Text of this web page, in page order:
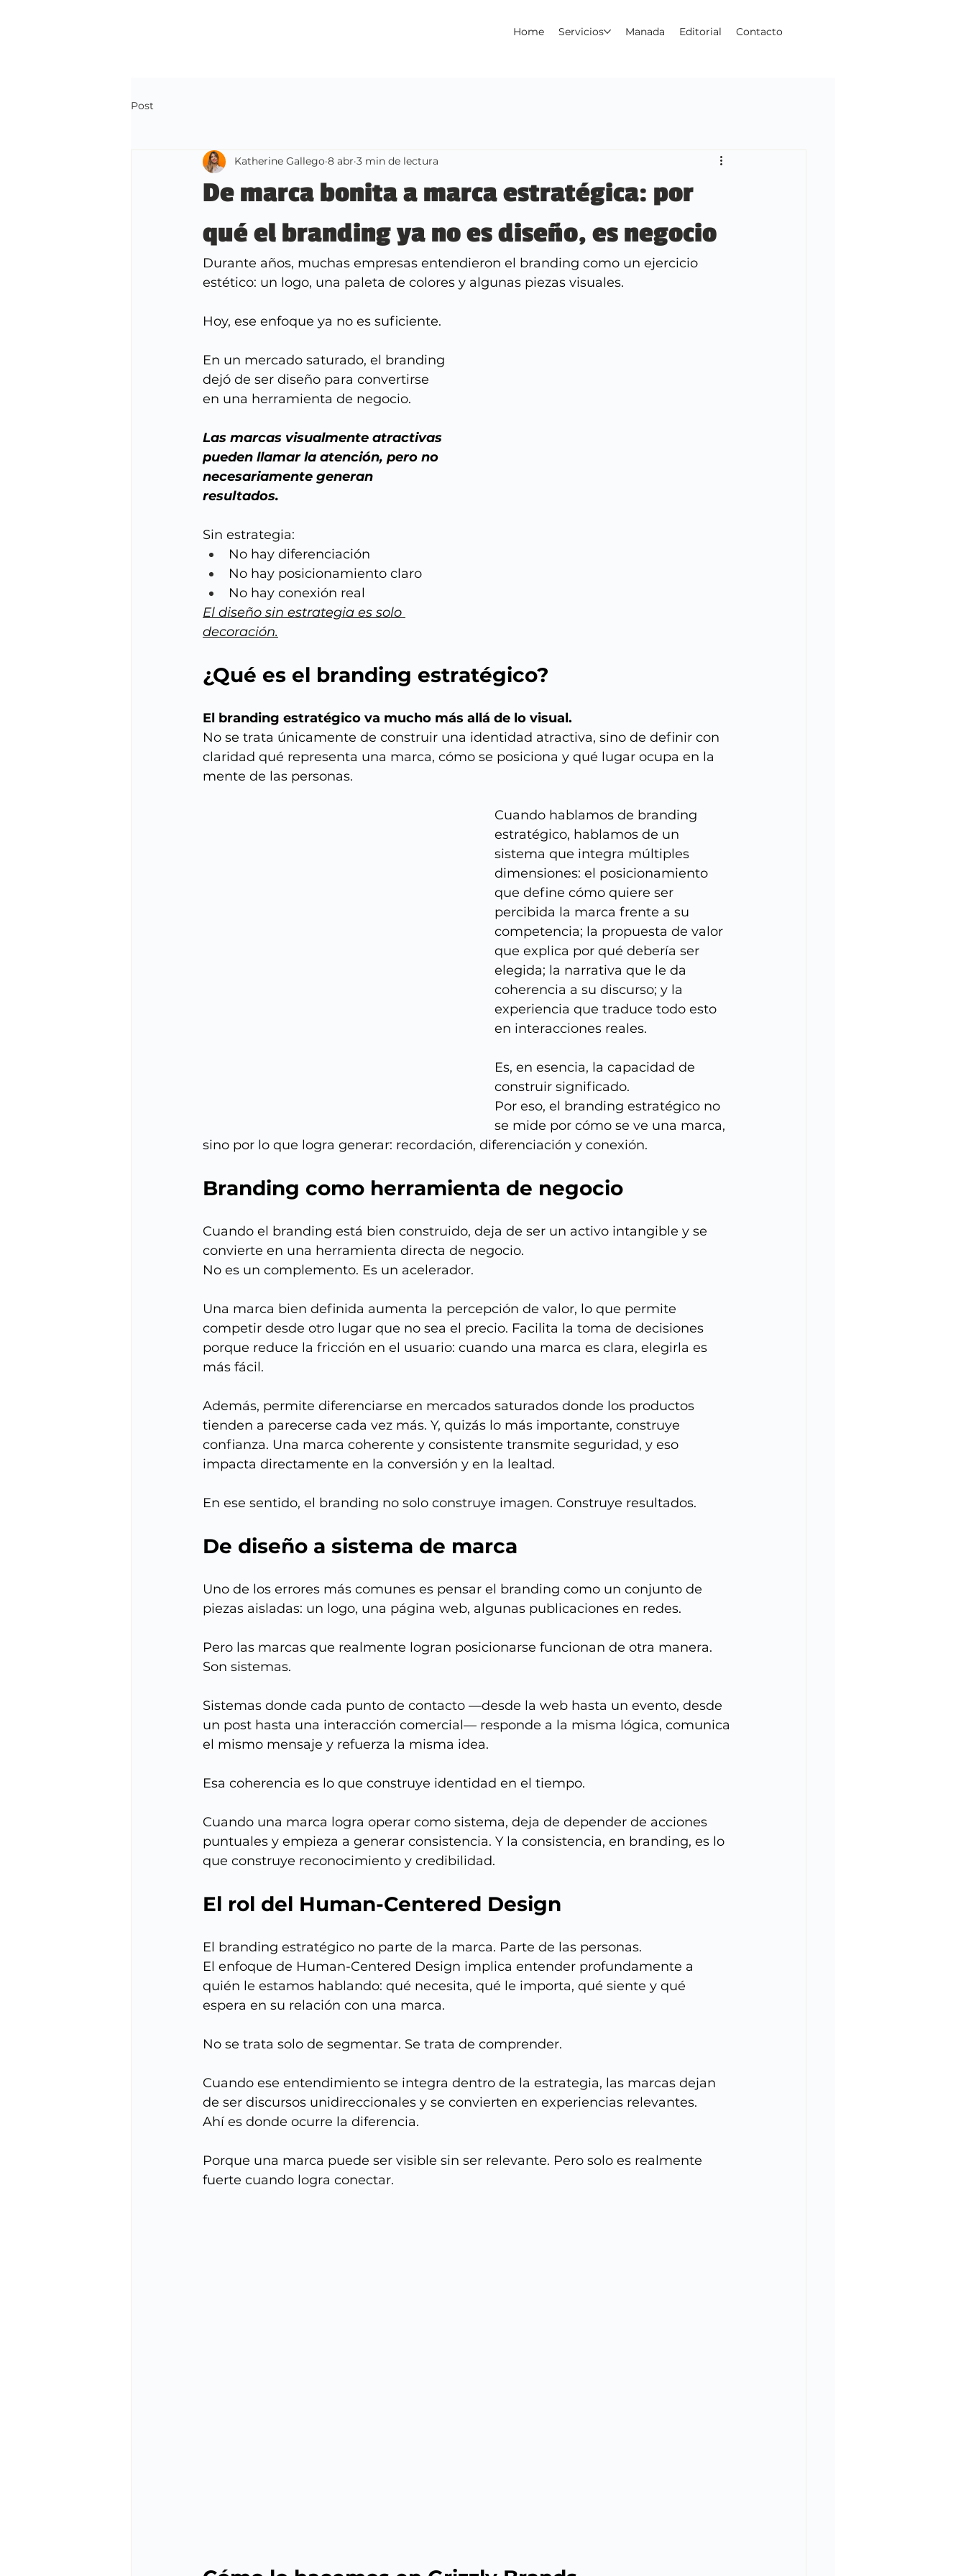
Home Servicios Manada Editorial Contacto
Post
De marca bonita a marca estratégica: por
qué el branding ya no es diseño, es negocio
Katherine Gallego 8 abr 3 min de lectura
Durante años, muchas empresas entendieron el branding como un ejercicio
estético: un logo, una paleta de colores y algunas piezas visuales.
Hoy, ese enfoque ya no es suficiente.
En un mercado saturado, el branding
dejó de ser diseño para convertirse
en una herramienta de negocio.
Las marcas visualmente atractivas
pueden llamar la atención, pero no
necesariamente generan
resultados.
Sin estrategia:
No hay diferenciación
No hay posicionamiento claro
No hay conexión real
El diseño sin estrategia es solo
decoración.
¿Qué es el branding estratégico?
El branding estratégico va mucho más allá de lo visual.
No se trata únicamente de construir una identidad atractiva, sino de definir con
claridad qué representa una marca, cómo se posiciona y qué lugar ocupa en la
mente de las personas.
Cuando hablamos de branding
estratégico, hablamos de un
sistema que integra múltiples
dimensiones: el posicionamiento
que define cómo quiere ser
percibida la marca frente a su
competencia; la propuesta de valor
que explica por qué debería ser
elegida; la narrativa que le da
coherencia a su discurso; y la
experiencia que traduce todo esto
en interacciones reales.
Es, en esencia, la capacidad de
construir significado.
Por eso, el branding estratégico no
se mide por cómo se ve una marca,
sino por lo que logra generar: recordación, diferenciación y conexión.
Branding como herramienta de negocio
Cuando el branding está bien construido, deja de ser un activo intangible y se
convierte en una herramienta directa de negocio.
No es un complemento. Es un acelerador.
Una marca bien definida aumenta la percepción de valor, lo que permite
competir desde otro lugar que no sea el precio. Facilita la toma de decisiones
porque reduce la fricción en el usuario: cuando una marca es clara, elegirla es
más fácil.
Además, permite diferenciarse en mercados saturados donde los productos
tienden a parecerse cada vez más. Y, quizás lo más importante, construye
confianza. Una marca coherente y consistente transmite seguridad, y eso
impacta directamente en la conversión y en la lealtad.
En ese sentido, el branding no solo construye imagen. Construye resultados.
De diseño a sistema de marca
Uno de los errores más comunes es pensar el branding como un conjunto de
piezas aisladas: un logo, una página web, algunas publicaciones en redes.
Pero las marcas que realmente logran posicionarse funcionan de otra manera.
Son sistemas.
Sistemas donde cada punto de contacto —desde la web hasta un evento, desde
un post hasta una interacción comercial— responde a la misma lógica, comunica
el mismo mensaje y refuerza la misma idea.
Esa coherencia es lo que construye identidad en el tiempo.
Cuando una marca logra operar como sistema, deja de depender de acciones
puntuales y empieza a generar consistencia. Y la consistencia, en branding, es lo
que construye reconocimiento y credibilidad.
El rol del Human-Centered Design
El branding estratégico no parte de la marca. Parte de las personas.
El enfoque de Human-Centered Design implica entender profundamente a
quién le estamos hablando: qué necesita, qué le importa, qué siente y qué
espera en su relación con una marca.
No se trata solo de segmentar. Se trata de comprender.
Cuando ese entendimiento se integra dentro de la estrategia, las marcas dejan
de ser discursos unidireccionales y se convierten en experiencias relevantes.
Ahí es donde ocurre la diferencia.
Porque una marca puede ser visible sin ser relevante. Pero solo es realmente
fuerte cuando logra conectar.